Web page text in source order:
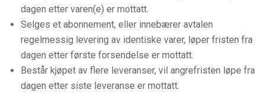
dagen etter varen(e) er mottatt.
Selges et abonnement, eller innebærer avtalen
regelmessig levering av identiske varer, løper fristen fra
dagen etter første forsendelse er mottatt.
Består kjøpet av flere leveranser, vil angrefristen løpe fra
dagen etter siste leveranse er mottatt.